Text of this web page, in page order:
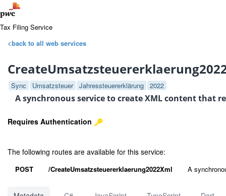
Tax Filing Service
<back to all web services
Sync Umsatzsteuer Jahressteuererklärung 2022
A synchronous service to create XML content that
Requires Authentication
The following routes are available for this service:
POST /CreateUmsatzsteuererklaerung2022Xml A